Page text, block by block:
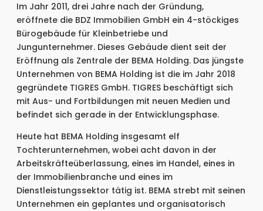
Im Jahr 2011, drei Jahre nach der Gründung,
eröffnete die BDZ Immobilien GmbH ein 4-stöckiges
Bürogebäude für Kleinbetriebe und
Jungunternehmer. Dieses Gebäude dient seit der
Eröffnung als Zentrale der BEMA Holding. Das jüngste
Unternehmen von BEMA Holding ist die im Jahr 2018
gegründete TIGRES GmbH. TIGRES beschäftigt sich
mit Aus- und Fortbildungen mit neuen Medien und
befindet sich gerade in der Entwicklungsphase.
Heute hat BEMA Holding insgesamt elf
Tochterunternehmen, wobei acht davon in der
Arbeitskräfteüberlassung, eines im Handel, eines in
der Immobilienbranche und eines im
Dienstleistungssektor tätig ist. BEMA strebt mit seinen
Unternehmen ein geplantes und organisatorisch